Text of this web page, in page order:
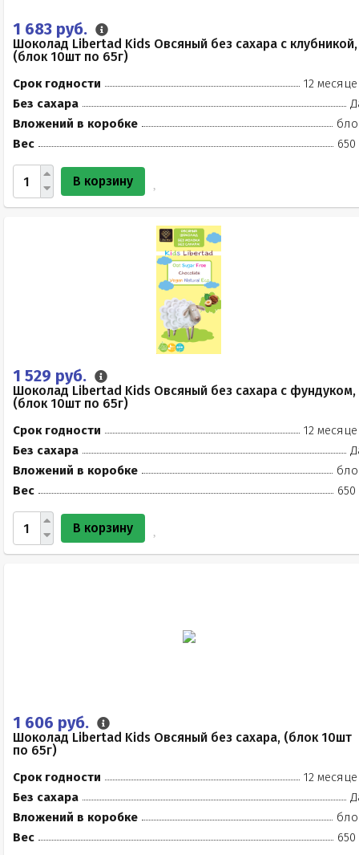
1 683 руб.
Шоколад Libertad Kids Овсяный без сахара с клубникой,
(блок 10шт по 65г)
Срок годности
12
Без сахара
Вложений в коробке
Вес
650
В корзину
1 529 руб.
Шоколад Libertad Kids Овсяный без сахара с фундуком,
(блок 10шт по 65г)
Срок годности
12
Без сахара
Вложений в коробке
Вес
650
В корзину
1 606 руб.
Шоколад Libertad Kids Овсяный без сахара, (блок 10шт
по 65г)
Срок годности
12
Без сахара
Вложений в коробке
Вес
650